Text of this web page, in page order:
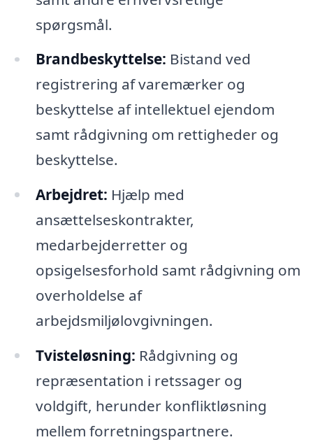
spørgsmål.
Brandbeskyttelse: Bistand ved
registrering af varemærker og
beskyttelse af intellektuel ejendom
samt rådgivning om rettigheder og
beskyttelse.
Arbejdret: Hjælp med
ansættelseskontrakter,
medarbejderretter og
opsigelsesforhold samt rådgivning om
overholdelse af
arbejdsmiljølovgivningen.
Tvisteløsning: Rådgivning og
repræsentation i retssager og
voldgift, herunder konfliktløsning
mellem forretningspartnere.